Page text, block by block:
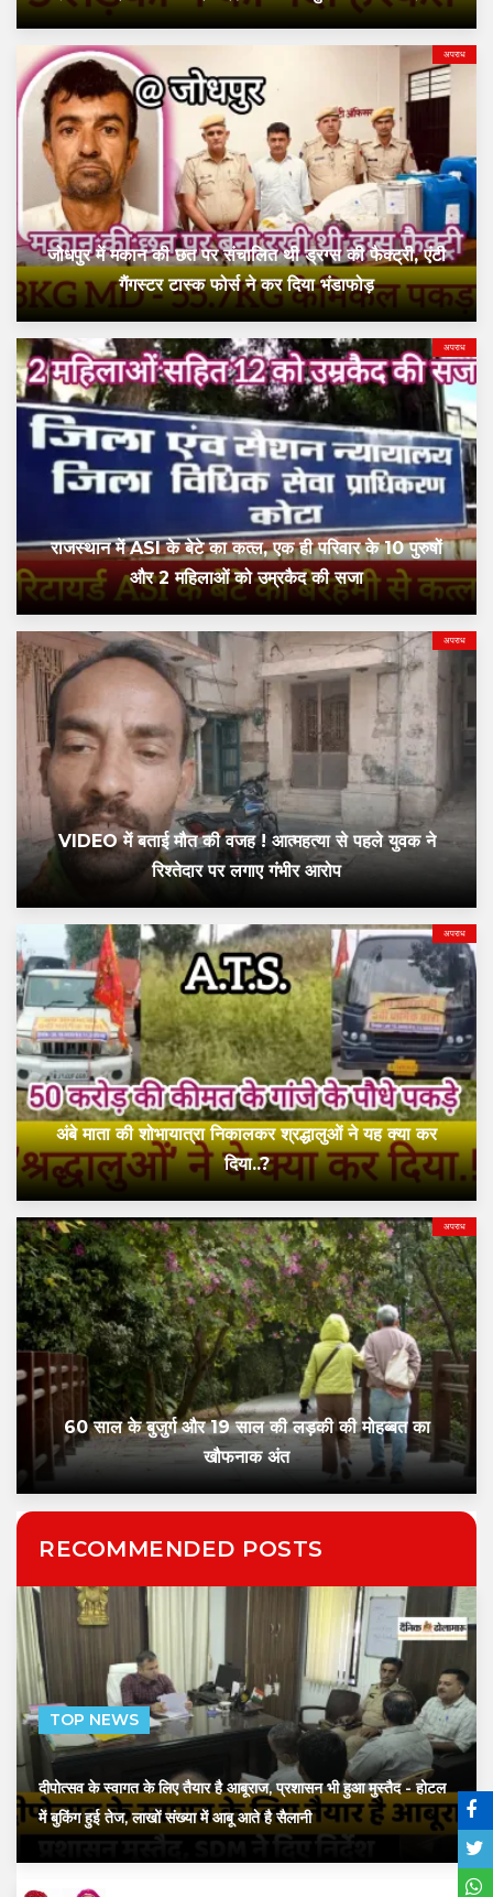
अपराध
जोधपुर में मकान की छत पर संचालित थी ड्रग्स की फैक्ट्री, एंटी
गैंगस्टर टास्क फोर्स ने कर दिया भंडाफोड़
अपराध
राजस्थान में ASI के बेटे का कत्ल, एक ही परिवार के 10 पुरुषों
और 2 महिलाओं को उम्रकैद की सजा
अपराध
VIDEO में बताई मौत की वजह ! आत्महत्या से पहले युवक ने
रिश्तेदार पर लगाए गंभीर आरोप
अपराध
अंबे माता की शोभायात्रा निकालकर श्रद्धालुओं ने यह क्या कर
दिया..?
अपराध
60 साल के बुजुर्ग और 19 साल की लड़की की मोहब्बत का
खौफनाक अंत
RECOMMENDED POSTS
TOP NEWS
दीपोत्सव के स्वागत के लिए तैयार है आबूराज, प्रशासन भी हुआ मुस्तैद- होटल
में बुकिंग हुई तेज, लाखों संख्या में आबू आते है सैलानी